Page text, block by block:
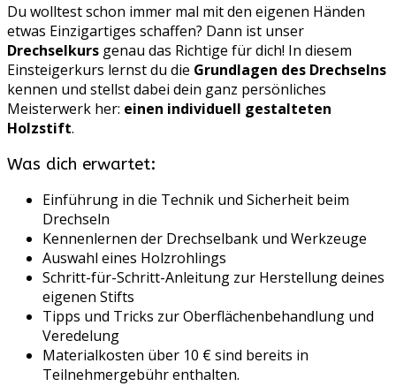
Du wolltest schon immer mal mit den eigenen Händen
etwas Einzigartiges schaffen? Dann ist unser
Drechselkurs genau das Richtige für dich! In diesem
Einsteigerkurs lernst du die Grundlagen des Drechselns
kennen und stellst dabei dein ganz persönliches
Meisterwerk her: einen individuell gestalteten
Holzstift.
Was dich erwartet:
Einführung in die Technik und Sicherheit beim
Drechseln
Kennenlernen der Drechselbank und Werkzeuge
Auswahl eines Holzrohlings
Schritt-für-Schritt-Anleitung zur Herstellung deines
eigenen Stifts
Tipps und Tricks zur Oberflächenbehandlung und
Veredelung
Materialkosten über 10 € sind bereits in
Teilnehmergebühr enthalten.